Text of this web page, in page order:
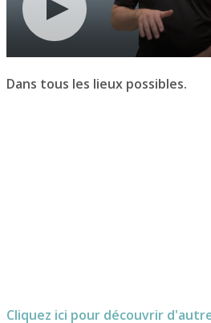
Dans tous les lieux possibles.
Cliquez ici pour découvrir